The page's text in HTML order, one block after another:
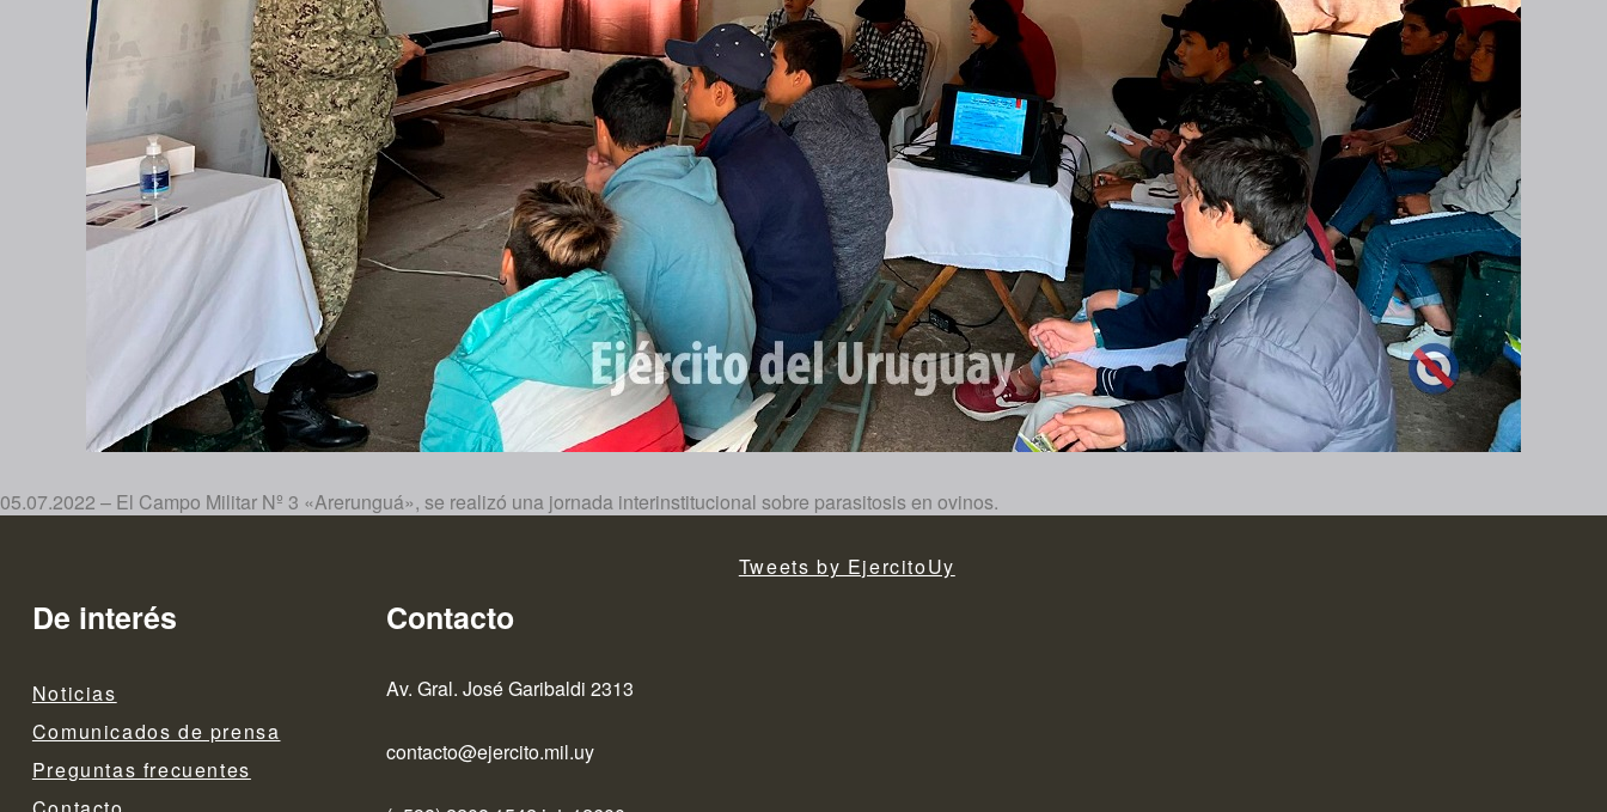
05.07.2022 – El Campo Militar Nº 3 «Arerunguá», se realizó una jornada interinstitucional sobre parasitosis en ovinos.
De interés
Noticias
Comunicados de prensa
Preguntas frecuentes
Contacto
Av. Gral. José Garibaldi 2313
contacto@ejercito.mil.uy
Tweets by EjercitoUy